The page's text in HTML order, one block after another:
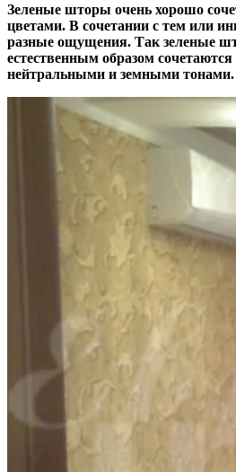
Зеленые шторы очень хорошо
цветами. В сочетании с тем или
разные ощущения. Так зеленые
естественным образом
нейтральными и земными тонами.